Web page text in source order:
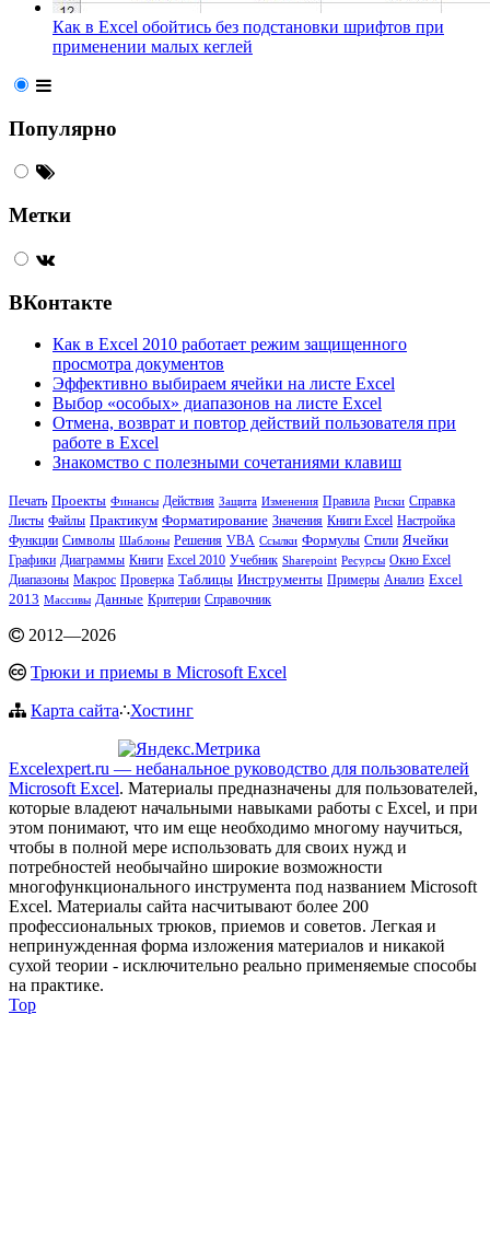
Как в Excel обойтись без подстановки шрифтов при
применении малых кеглей
Популярно
Метки
ВКонтакте
Как в Excel 2010 работает режим защищенного
просмотра документов
Эффективно выбираем ячейки на листе Excel
Выбор «особых» диапазонов на листе Excel
Отмена, возврат и повтор действий пользователя при
работе в Excel
Знакомство с полезными сочетаниями клавиш
Печать Проекты Финансы Действия Защита Изменения Правила Риски Справка
Листы Файлы Практикум Форматирование Значения Книги Excel Настройка
Функции Символы Шаблоны Решения VBA Ссылки Формулы Стили Ячейки
Графики Диаграммы Книги Excel 2010 Учебник Sharepoint Ресурсы Окно Excel
Диапазоны Макрос Проверка Таблицы Инструменты Примеры Анализ Excel
2013 Массивы Данные Критерии Справочник
2012—2026
Трюки и приемы в Microsoft Excel
Карта сайта∴Хостинг
Excelexpert.ru — небанальное руководство для пользователей
Microsoft Excel. Материалы предназначены для пользователей,
которые владеют начальными навыками работы с Excel, и при
этом понимают, что им еще необходимо многому научиться,
чтобы в полной мере использовать для своих нужд и
потребностей необычайно широкие возможности
многофункционального инструмента под названием Microsoft
Excel. Материалы сайта насчитывают более 200
профессиональных трюков, приемов и советов. Легкая и
непринужденная форма изложения материалов и никакой
сухой теории - исключительно реально применяемые способы
на практике.
Top